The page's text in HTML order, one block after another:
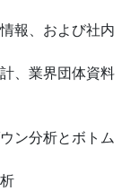
報、および社内
、業界団体資料
ン分析とボトム